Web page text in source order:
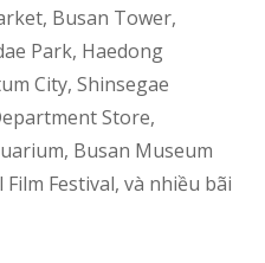
Busan Tower,
Park, Haedong
City, Shinsegae
Store,
Busan Museum
Festival, và nhiều bãi